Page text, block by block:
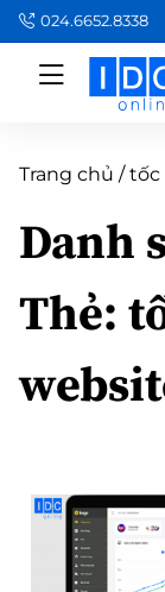
024.6652.8338
Trang chủ /tốc
Danh
Thẻ: